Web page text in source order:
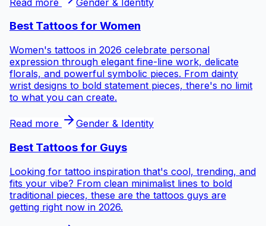
Best Tattoos for Women
Women's tattoos in 2026 celebrate personal
expression through elegant fine-line work, delicate
florals, and powerful symbolic pieces. From dainty
wrist designs to bold statement pieces, there's no limit
to what you can create.
Read more Gender & Identity
Best Tattoos for Guys
Looking for tattoo inspiration that's cool, trending, and
fits your vibe? From clean minimalist lines to bold
traditional pieces, these are the tattoos guys are
getting right now in 2026.